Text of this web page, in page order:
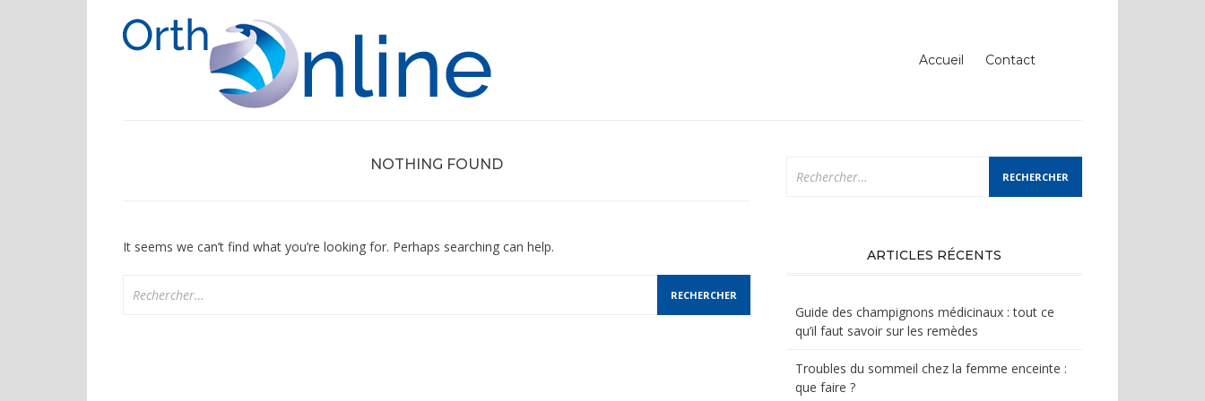
Skip
Accueil Contact
NOTHING FOUND
It seems we can’t find what you’re looking for. Perhaps searching can help. ARTICLES RÉCENTS
Guide des champignons médicinaux : tout ce
qu’il faut savoir sur les remèdes
Troubles du sommeil chez la femme enceinte :
que faire ?